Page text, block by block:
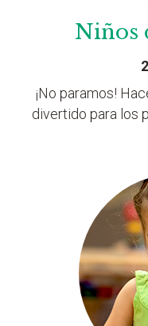
Niños
¡No paramos!
divertido para los